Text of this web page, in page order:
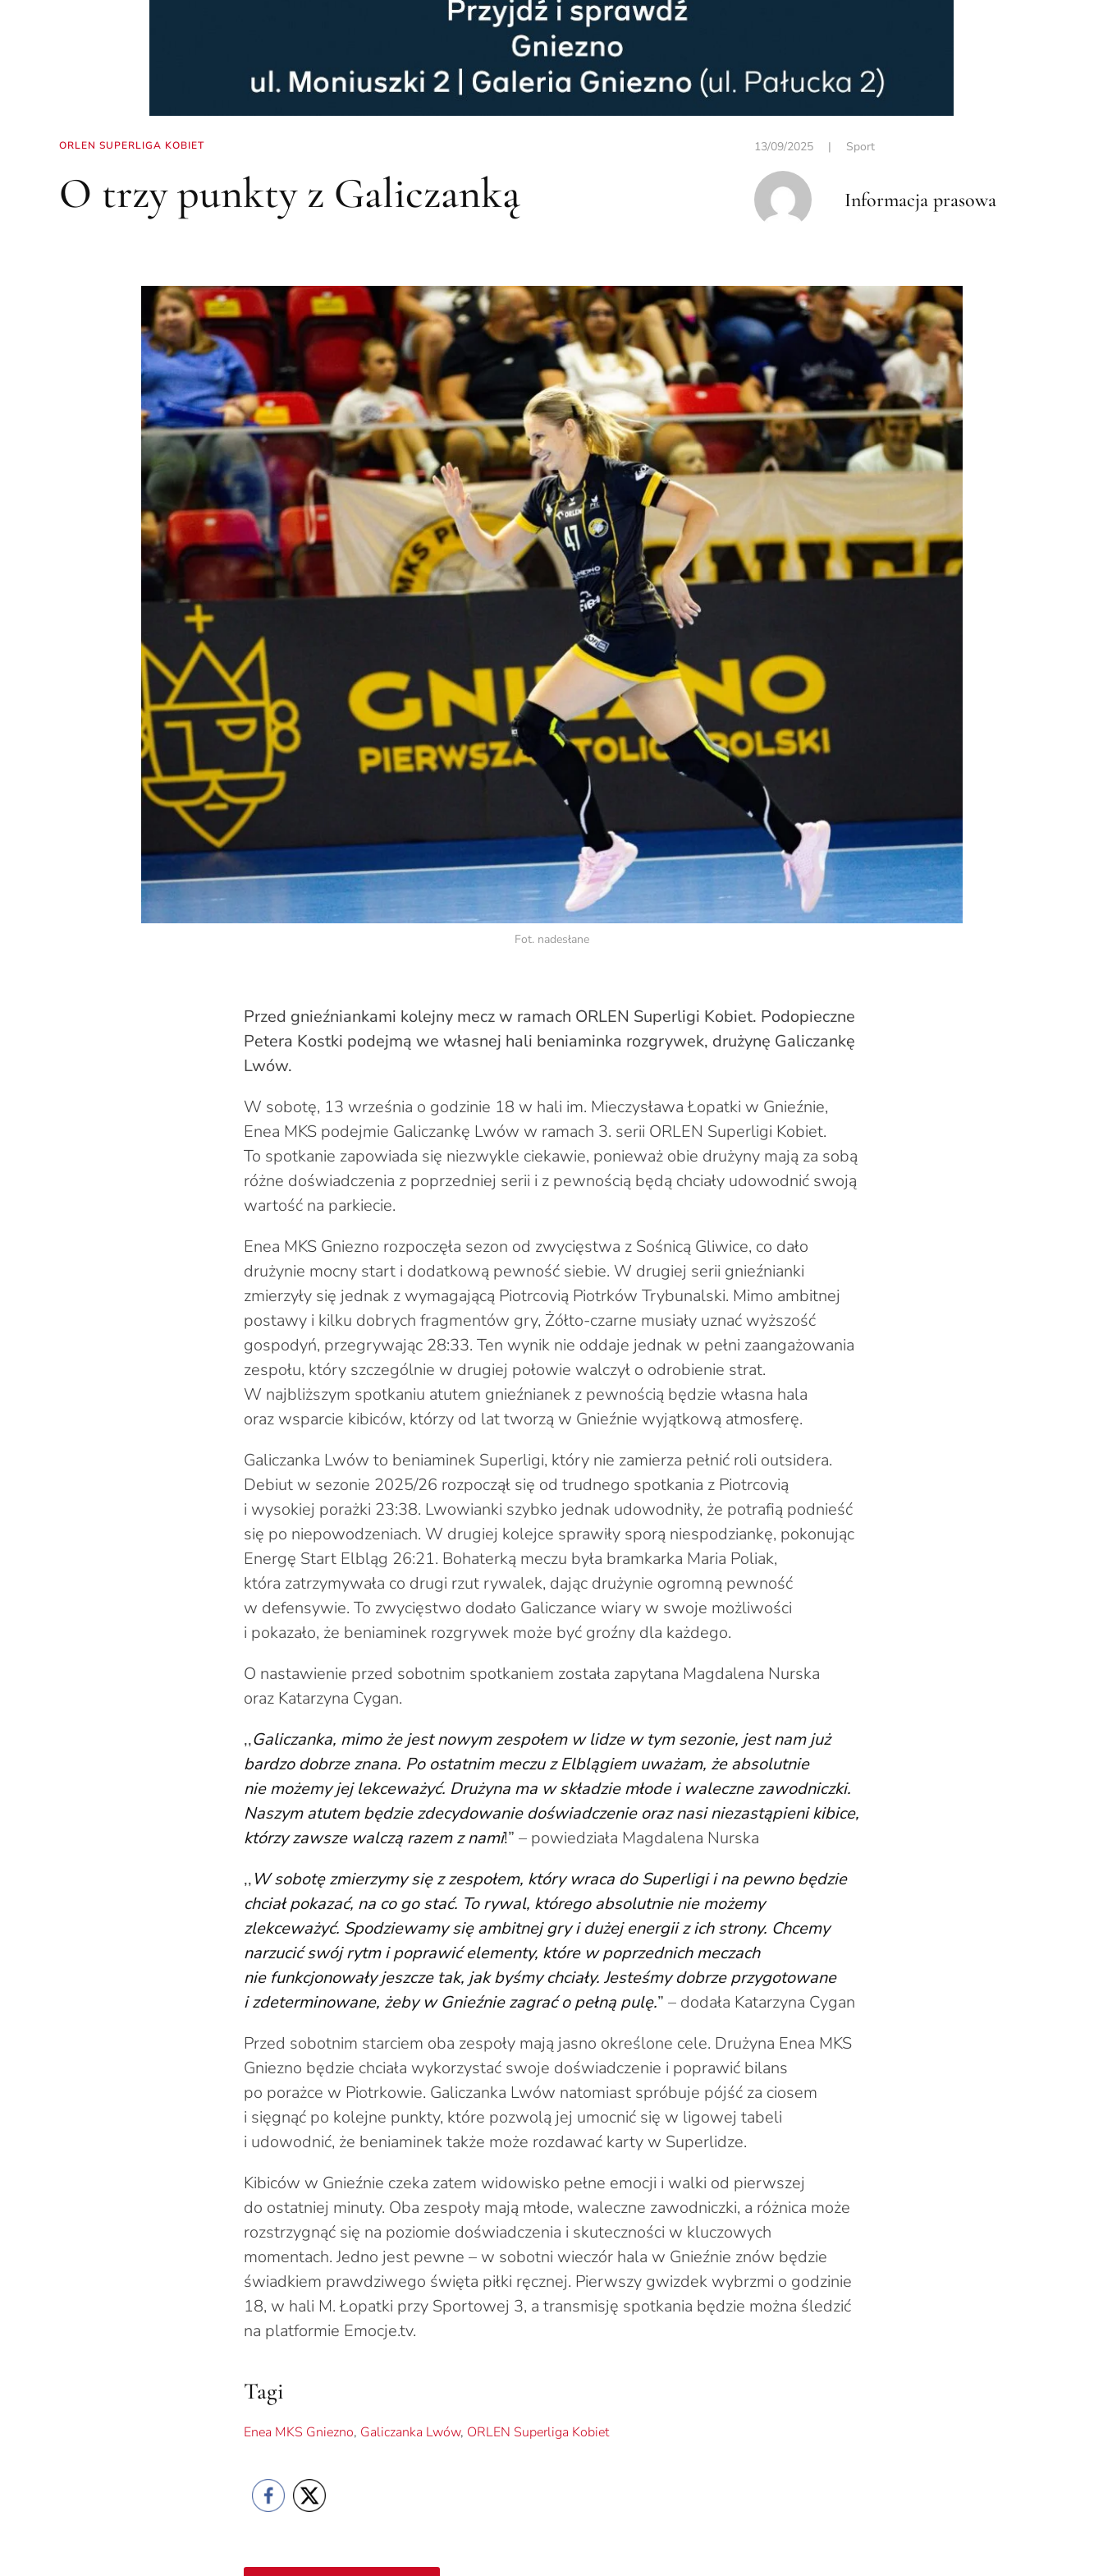
ORLEN SUPERLIGA KOBIET
O trzy punkty z Galiczanką
13/09/2025| Sport
Informacja prasowa
Fot. nadesłane
Przed gnieźniankami kolejny mecz w ramach ORLEN Superligi Kobiet. Podopieczne
Petera Kostki podejmą we własnej hali beniaminka rozgrywek, drużynę Galiczankę
Lwów.
W sobotę, 13 września o godzinie 18 w hali im. Mieczysława Łopatki w Gnieźnie,
Enea MKS podejmie Galiczankę Lwów w ramach 3. serii ORLEN Superligi Kobiet.
To spotkanie zapowiada się niezwykle ciekawie, ponieważ obie drużyny mają za sobą
różne doświadczenia z poprzedniej serii i z pewnością będą chciały udowodnić swoją
wartość na parkiecie.
Enea MKS Gniezno rozpoczęła sezon od zwycięstwa z Sośnicą Gliwice, co dało
drużynie mocny start i dodatkową pewność siebie. W drugiej serii gnieźnianki
zmierzyły się jednak z wymagającą Piotrcovią Piotrków Trybunalski. Mimo ambitnej
postawy i kilku dobrych fragmentów gry, Żółto-czarne musiały uznać wyższość
gospodyń, przegrywając 28:33. Ten wynik nie oddaje jednak w pełni zaangażowania
zespołu, który szczególnie w drugiej połowie walczył o odrobienie strat.
W najbliższym spotkaniu atutem gnieźnianek z pewnością będzie własna hala
oraz wsparcie kibiców, którzy od lat tworzą w Gnieźnie wyjątkową atmosferę.
Galiczanka Lwów to beniaminek Superligi, który nie zamierza pełnić roli outsidera.
Debiut w sezonie 2025/26 rozpoczął się od trudnego spotkania z Piotrcovią
i wysokiej porażki 23:38. Lwowianki szybko jednak udowodniły, że potrafią podnieść
się po niepowodzeniach. W drugiej kolejce sprawiły sporą niespodziankę, pokonując
Energę Start Elbląg 26:21. Bohaterką meczu była bramkarka Maria Poliak,
która zatrzymywała co drugi rzut rywalek, dając drużynie ogromną pewność
w defensywie. To zwycięstwo dodało Galiczance wiary w swoje możliwości
i pokazało, że beniaminek rozgrywek może być groźny dla każdego.
O nastawienie przed sobotnim spotkaniem została zapytana Magdalena Nurska
oraz Katarzyna Cygan.
,,Galiczanka, mimo że jest nowym zespołem w lidze w tym sezonie, jest nam już
bardzo dobrze znana. Po ostatnim meczu z Elblągiem uważam, że absolutnie
nie możemy jej lekceważyć. Drużyna ma w składzie młode i waleczne zawodniczki.
Naszym atutem będzie zdecydowanie doświadczenie oraz nasi niezastąpieni kibice,
którzy zawsze walczą razem z nami!” – powiedziała Magdalena Nurska
,,W sobotę zmierzymy się z zespołem, który wraca do Superligi i na pewno będzie
chciał pokazać, na co go stać. To rywal, którego absolutnie nie możemy
zlekceważyć. Spodziewamy się ambitnej gry i dużej energii z ich strony. Chcemy
narzucić swój rytm i poprawić elementy, które w poprzednich meczach
nie funkcjonowały jeszcze tak, jak byśmy chciały. Jesteśmy dobrze przygotowane
i zdeterminowane, żeby w Gnieźnie zagrać o pełną pulę.” – dodała Katarzyna Cygan
Przed sobotnim starciem oba zespoły mają jasno określone cele. Drużyna Enea MKS
Gniezno będzie chciała wykorzystać swoje doświadczenie i poprawić bilans
po porażce w Piotrkowie. Galiczanka Lwów natomiast spróbuje pójść za ciosem
i sięgnąć po kolejne punkty, które pozwolą jej umocnić się w ligowej tabeli
i udowodnić, że beniaminek także może rozdawać karty w Superlidze.
Kibiców w Gnieźnie czeka zatem widowisko pełne emocji i walki od pierwszej
do ostatniej minuty. Oba zespoły mają młode, waleczne zawodniczki, a różnica może
rozstrzygnąć się na poziomie doświadczenia i skuteczności w kluczowych
momentach. Jedno jest pewne – w sobotni wieczór hala w Gnieźnie znów będzie
świadkiem prawdziwego święta piłki ręcznej. Pierwszy gwizdek wybrzmi o godzinie
18, w hali M. Łopatki przy Sportowej 3, a transmisję spotkania będzie można śledzić
na platformie Emocje.tv.
Tagi
Enea MKS Gniezno, Galiczanka Lwów, ORLEN Superliga Kobiet